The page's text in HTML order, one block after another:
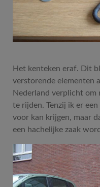
Het kenteken eraf. Dit
verstorende elementen
Nederland verplicht om
te rijden. Tenzij ik er
voor kan krijgen, maar
een hachelijke zaak